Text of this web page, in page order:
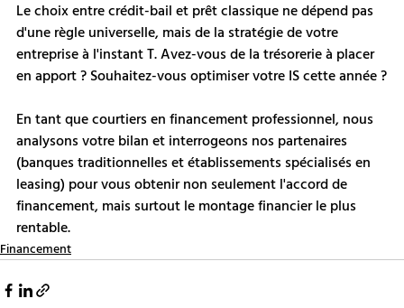
Le choix entre crédit-bail et prêt classique ne dépend pas
d'une règle universelle, mais de la stratégie de votre
entreprise à l'instant T. Avez-vous de la trésorerie à placer
en apport ? Souhaitez-vous optimiser votre IS cette année ?
En tant que courtiers en financement professionnel, nous
analysons votre bilan et interrogeons nos partenaires
(banques traditionnelles et établissements spécialisés en
leasing) pour vous obtenir non seulement l'accord de
financement, mais surtout le montage financier le plus
rentable.
Financement